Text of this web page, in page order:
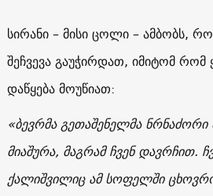
სირანი – მისი ცოლი – ამბობს,
შეჩვევა გაუჭირდათ, იმიტომ
დაწყება მოუწიათ:
«ბევრმა გეთაშენელმა
მიაშურა, მაგრამ ჩვენ დავრჩით.
ქალიშვილიც ამ სოფელში